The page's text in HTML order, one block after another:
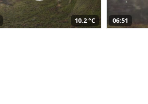
10,2 °C 06:51